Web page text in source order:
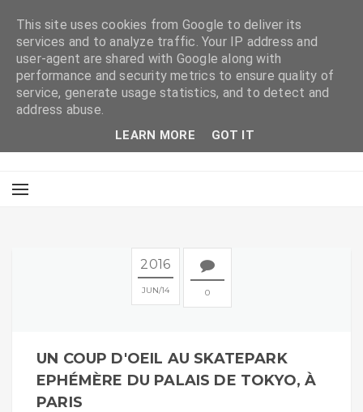
2016
JUN 14 0
UN COUP D'OEIL AU SKATEPARK
EPHÉMÈRE DU PALAIS DE TOKYO, À
PARIS
This site uses cookies from Google to deliver its
services and to analyze traffic. Your IP address and
user-agent are shared with Google along with
performance and security metrics to ensure quality of
service, generate usage statistics, and to detect and
address abuse.
LEARN MORE GOT IT